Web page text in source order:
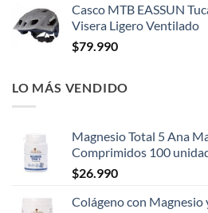
Casco MTB EASSUN
Visera Ligero Ventilado
$79.990
LO MÁS VENDIDO
Magnesio Total 5 Ana
Comprimidos 100
$26.990
Colágeno con